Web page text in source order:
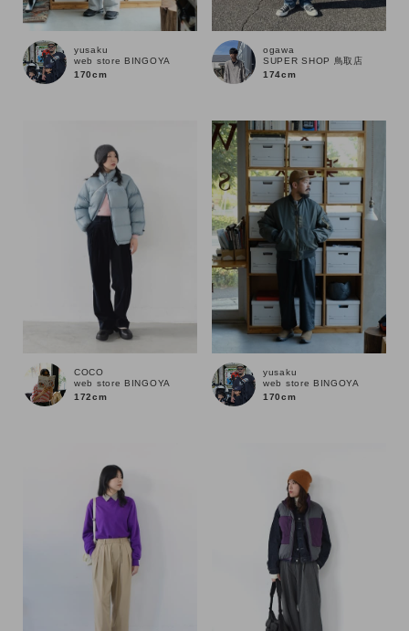
ブランド
yusaku
web store BINGOYA
170cm
ogawa
SUPER SHOP 鳥取店
174cm
COCO
web store BINGOYA
172cm
yusaku
web store BINGOYA
170cm